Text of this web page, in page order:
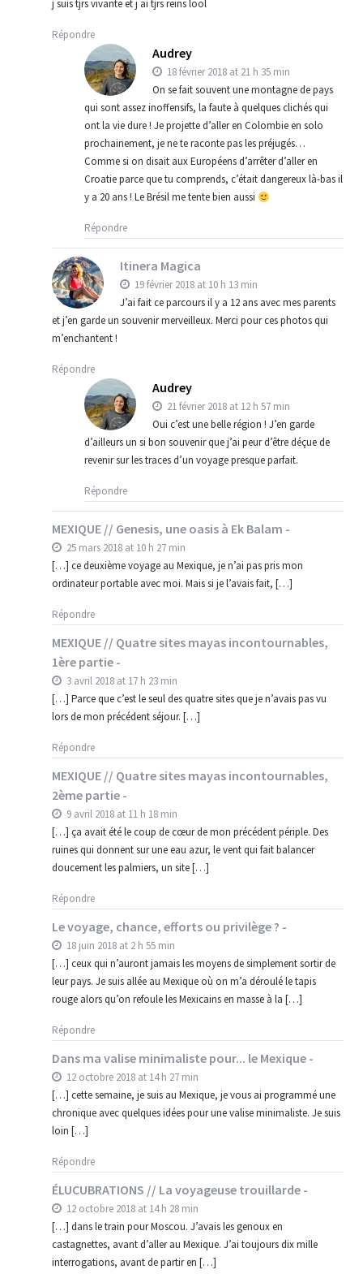
j suis tjrs vivante et j ai tjrs reins lool
Répondre
Audrey
18 février 2018 at 21 h 35 min
On se fait souvent une montagne de pays
qui sont assez inoffensifs, la faute à quelques clichés qui
ont la vie dure ! Je projette d’aller en Colombie en solo
prochainement, je ne te raconte pas les préjugés…
Comme si on disait aux Européens d’arrêter d’aller en
Croatie parce que tu comprends, c’était dangereux là-bas il
y a 20 ans ! Le Brésil me tente bien aussi
Répondre
Itinera Magica
19 février 2018 at 10 h 13 min
J’ai fait ce parcours il y a 12 ans avec mes parents
et j’en garde un souvenir merveilleux. Merci pour ces photos qui
m’enchantent !
Répondre
Audrey
21 février 2018 at 12 h 57 min
Oui c’est une belle région ! J’en garde
d’ailleurs un si bon souvenir que j’ai peur d’être déçue de
revenir sur les traces d’un voyage presque parfait.
Répondre
MEXIQUE // Genesis, une oasis à Ek Balam -
25 mars 2018 at 10 h 27 min
[…] ce deuxième voyage au Mexique, je n’ai pas pris mon
ordinateur portable avec moi. Mais si je l’avais fait, […]
Répondre
MEXIQUE // Quatre sites mayas incontournables,
1ère partie -
3 avril 2018 at 17 h 23 min
[…] Parce que c’est le seul des quatre sites que je n’avais pas vu
lors de mon précédent séjour. […]
Répondre
MEXIQUE // Quatre sites mayas incontournables,
2ème partie -
9 avril 2018 at 11 h 18 min
[…] ça avait été le coup de cœur de mon précédent périple. Des
ruines qui donnent sur une eau azur, le vent qui fait balancer
doucement les palmiers, un site […]
Répondre
Le voyage, chance, efforts ou privilège ? -
18 juin 2018 at 2 h 55 min
[…] ceux qui n’auront jamais les moyens de simplement sortir de
leur pays. Je suis allée au Mexique où on m’a déroulé le tapis
rouge alors qu’on refoule les Mexicains en masse à la […]
Répondre
Dans ma valise minimaliste pour... le Mexique -
12 octobre 2018 at 14 h 27 min
[…] cette semaine, je suis au Mexique, je vous ai programmé une
chronique avec quelques idées pour une valise minimaliste. Je suis
loin […]
Répondre
ÉLUCUBRATIONS // La voyageuse trouillarde -
12 octobre 2018 at 14 h 28 min
[…] dans le train pour Moscou. J’avais les genoux en
castagnettes, avant d’aller au Mexique. J’ai toujours dix mille
interrogations, avant de partir en […]